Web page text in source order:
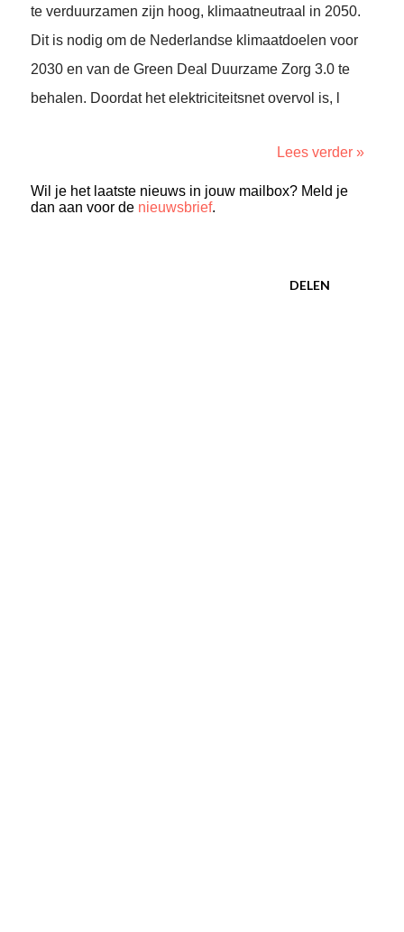
te verduurzamen zijn hoog, klimaatneutraal in 2050.
Dit is nodig om de Nederlandse klimaatdoelen voor
2030 en van de Green Deal Duurzame Zorg 3.0 te
behalen. Doordat het elektriciteitsnet overvol is, l
Lees verder »
Wil je het laatste nieuws in jouw mailbox? Meld je
dan aan voor de nieuwsbrief.
DELEN